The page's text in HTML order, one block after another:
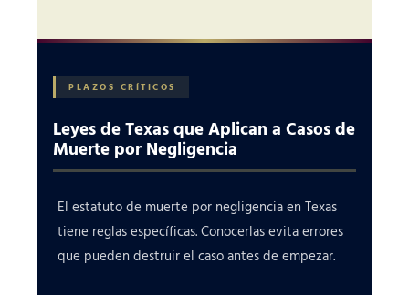
PLAZOS CRÍTICOS
Leyes de Texas que Aplican a Casos de
Muerte por Negligencia
El estatuto de muerte por negligencia en Texas
tiene reglas específicas. Conocerlas evita errores
que pueden destruir el caso antes de empezar.